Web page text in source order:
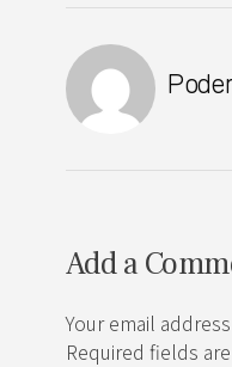
Add a
Your email
Required fields